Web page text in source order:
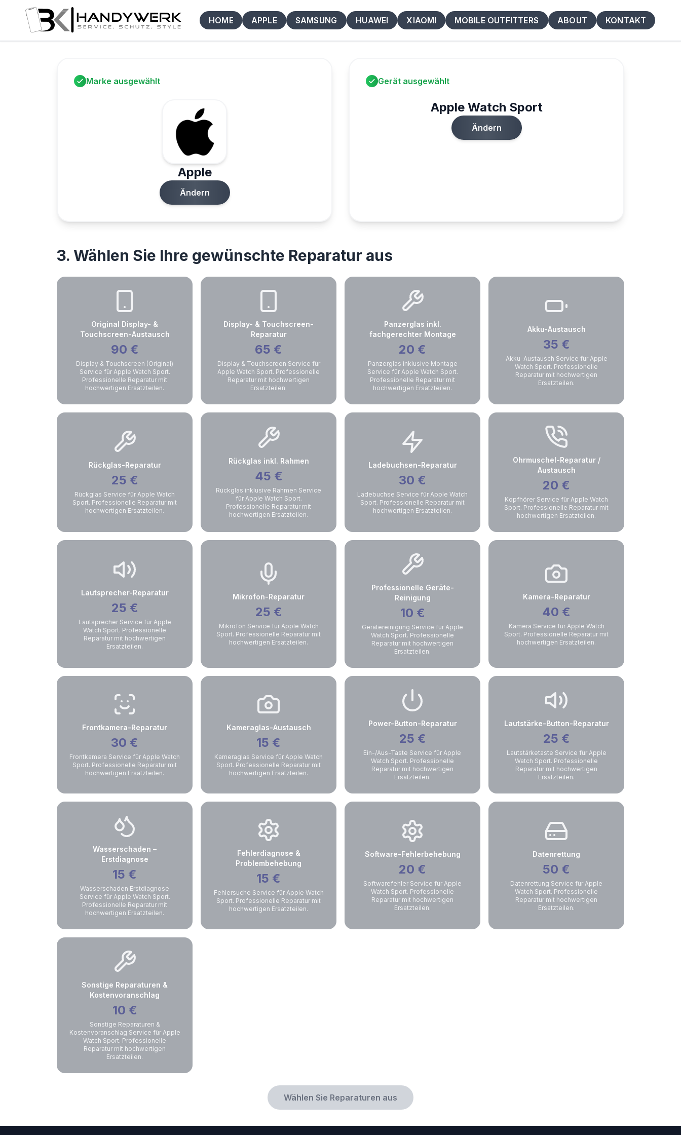
HOME APPLE SAMSUNG HUAWEI XIAOMI MOBILE OUTFITTERS ABOUT KONTAKT
Marke ausgewählt
Apple
Ändern
Gerät ausgewählt
Apple Watch Sport
Ändern
3. Wählen Sie Ihre gewünschte Reparatur aus
Original Display- &
Touchscreen-Austausch
90 €
Display & Touchscreen (Original)
Service für Apple Watch Sport.
Professionelle Reparatur mit
hochwertigen Ersatzteilen.
Display- & Touchscreen-
Reparatur
65 €
Display & Touchscreen Service für
Apple Watch Sport. Professionelle
Reparatur mit hochwertigen
Ersatzteilen.
Panzerglas inkl.
fachgerechter Montage
20 €
Panzerglas inklusive Montage
Service für Apple Watch Sport.
Professionelle Reparatur mit
hochwertigen Ersatzteilen.
Akku-Austausch
35 €
Akku-Austausch Service für Apple
Watch Sport. Professionelle
Reparatur mit hochwertigen
Ersatzteilen.
Rückglas-Reparatur
25 €
Rückglas Service für Apple Watch
Sport. Professionelle Reparatur mit
hochwertigen Ersatzteilen.
Rückglas inkl. Rahmen
45 €
Rückglas inklusive Rahmen Service
für Apple Watch Sport.
Professionelle Reparatur mit
hochwertigen Ersatzteilen.
Ladebuchsen-Reparatur
30 €
Ladebuchse Service für Apple Watch
Sport. Professionelle Reparatur mit
hochwertigen Ersatzteilen.
Ohrmuschel-Reparatur /
Austausch
20 €
Kopfhörer Service für Apple Watch
Sport. Professionelle Reparatur mit
hochwertigen Ersatzteilen.
Lautsprecher-Reparatur
25 €
Lautsprecher Service für Apple
Watch Sport. Professionelle
Reparatur mit hochwertigen
Ersatzteilen.
Mikrofon-Reparatur
25 €
Mikrofon Service für Apple Watch
Sport. Professionelle Reparatur mit
hochwertigen Ersatzteilen.
Professionelle Geräte-
Reinigung
10 €
Gerätereinigung Service für Apple
Watch Sport. Professionelle
Reparatur mit hochwertigen
Ersatzteilen.
Kamera-Reparatur
40 €
Kamera Service für Apple Watch
Sport. Professionelle Reparatur mit
hochwertigen Ersatzteilen.
Frontkamera-Reparatur
30 €
Frontkamera Service für Apple Watch
Sport. Professionelle Reparatur mit
hochwertigen Ersatzteilen.
Kameraglas-Austausch
15 €
Kameraglas Service für Apple Watch
Sport. Professionelle Reparatur mit
hochwertigen Ersatzteilen.
Power-Button-Reparatur
25 €
Ein-/Aus-Taste Service für Apple
Watch Sport. Professionelle
Reparatur mit hochwertigen
Ersatzteilen.
Lautstärke-Button-Reparatur
25 €
Lautstärketaste Service für Apple
Watch Sport. Professionelle
Reparatur mit hochwertigen
Ersatzteilen.
Wasserschaden –
Erstdiagnose
15 €
Wasserschaden Erstdiagnose
Service für Apple Watch Sport.
Professionelle Reparatur mit
hochwertigen Ersatzteilen.
Fehlerdiagnose &
Problembehebung
15 €
Fehlersuche Service für Apple Watch
Sport. Professionelle Reparatur mit
hochwertigen Ersatzteilen.
Software-Fehlerbehebung
20 €
Softwarefehler Service für Apple
Watch Sport. Professionelle
Reparatur mit hochwertigen
Ersatzteilen.
Datenrettung
50 €
Datenrettung Service für Apple
Watch Sport. Professionelle
Reparatur mit hochwertigen
Ersatzteilen.
Sonstige Reparaturen &
Kostenvoranschlag
10 €
Sonstige Reparaturen &
Kostenvoranschlag Service für Apple
Watch Sport. Professionelle
Reparatur mit hochwertigen
Ersatzteilen.
Wählen Sie Reparaturen aus